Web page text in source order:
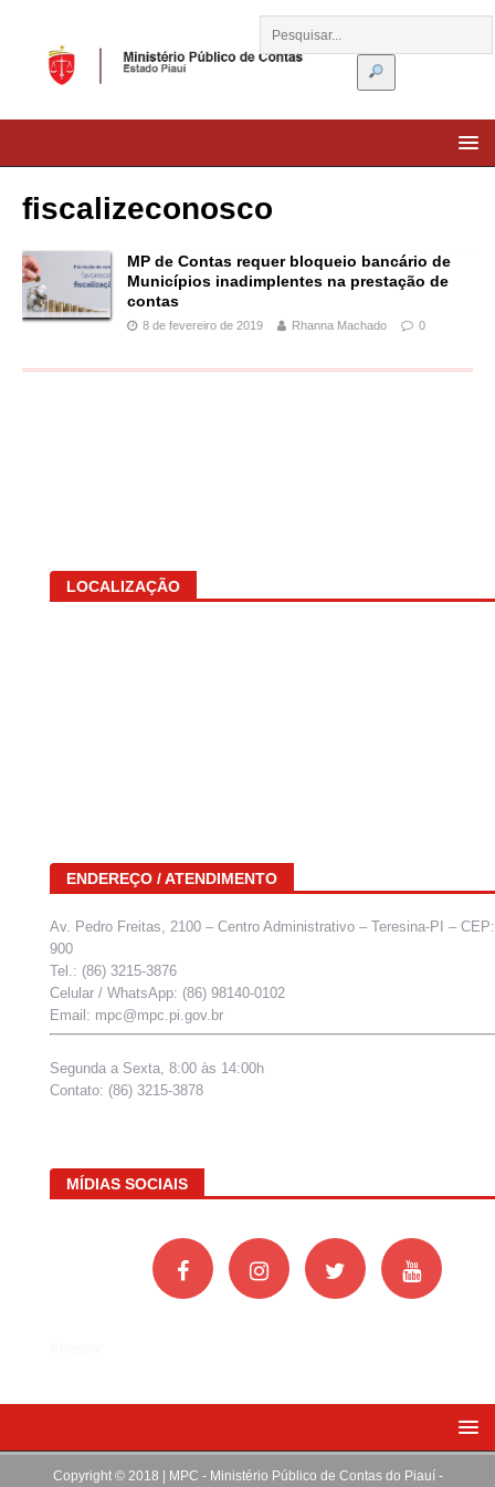
fiscalizeconosco
MP de Contas requer bloqueio bancário de
Municípios inadimplentes na prestação de
contas
8 de fevereiro de 2019 Rhanna Machado 0
LOCALIZAÇÃO
ENDEREÇO / ATENDIMENTO
Av. Pedro Freitas, 2100 – Centro Administrativo – Teresina-PI –
900
Tel.: (86) 3215-3876
Celular / WhatsApp: (86) 98140-0102
Email: mpc@mpc.pi.gov.br
Segunda a Sexta, 8:00 às 14:00h
Contato: (86) 3215-3878
MÍDIAS SOCIAIS
Copyright © 2018 | MPC - Ministério Público de Contas do Piauí -